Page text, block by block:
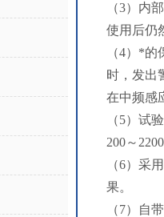
（3）内
使用后仍
（4）*
时，发出
在中频感
（5）试
200～
（6）采
果。
（7）自